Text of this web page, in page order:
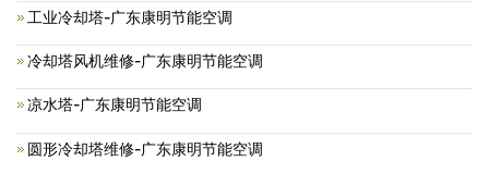
工业冷却塔-广东康明节能空调
冷却塔风机维修-广东康明节能空调
凉水塔-广东康明节能空调
圆形冷却塔维修-广东康明节能空调